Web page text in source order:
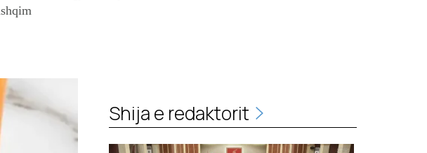
Shija e redaktorit